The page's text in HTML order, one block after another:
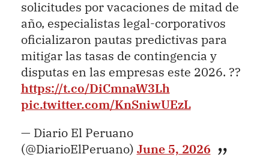
solicitudes por vacaciones de mitad de
año, especialistas legal-corporativos
oficializaron pautas predictivas para
mitigar las tasas de contingencia y
disputas en las empresas este 2026. ??
https://t.co/DiCmnaW3Lh
pic.twitter.com/KnSniwUEzL
— Diario El Peruano
(@DiarioElPeruano) June 5, 2026